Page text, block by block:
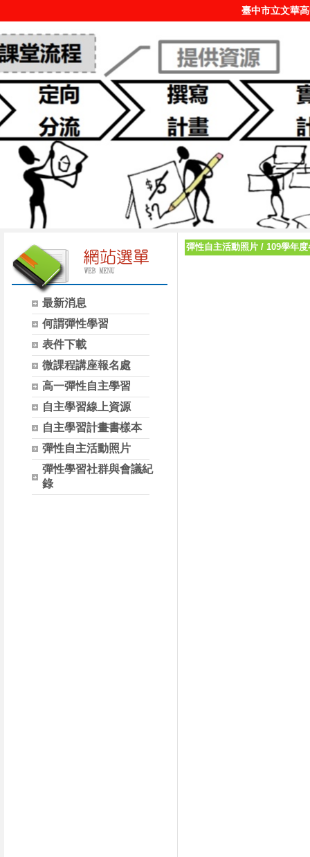
臺中市立文華
最新消息
何謂彈性學習
表件下載
微課程講座報名處
高一彈性自主學習
自主學習線上資源
自主學習計畫書樣本
彈性自主活動照片
彈性學習社群與會議紀
錄
彈性自主活動照片 / 109學年